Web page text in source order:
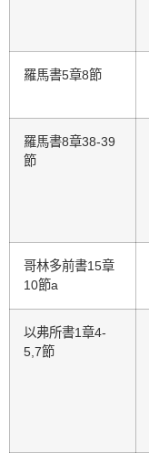
羅馬書5章8節
羅馬書8章38-39
節
哥林多前書15章
10節a
以弗所書1章4-
5,7節